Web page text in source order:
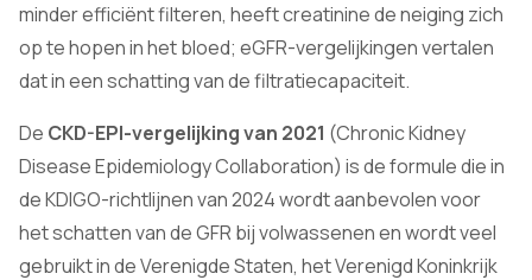
minder efficiënt filteren, heeft creatinine de neiging zich
op te hopen in het bloed; eGFR-vergelijkingen vertalen
dat in een schatting van de filtratiecapaciteit.
De CKD-EPI-vergelijking van 2021 (Chronic Kidney
Disease Epidemiology Collaboration) is de formule die in
de KDIGO-richtlijnen van 2024 wordt aanbevolen voor
het schatten van de GFR bij volwassenen en wordt veel
gebruikt in de Verenigde Staten, het Verenigd Koninkrijk